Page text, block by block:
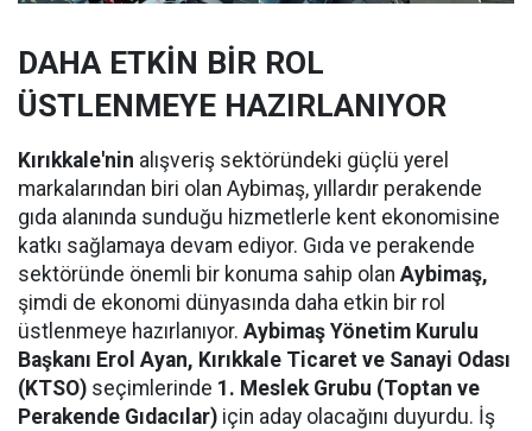
DAHA ETKİN BİR ROL
ÜSTLENMEYE HAZIRLANIYOR
Kırıkkale'nin alışveriş sektöründeki güçlü yerel
markalarından biri olan Aybimaş, yıllardır perakende
gıda alanında sunduğu hizmetlerle kent ekonomisine
katkı sağlamaya devam ediyor. Gıda ve perakende
sektöründe önemli bir konuma sahip olan Aybimaş,
şimdi de ekonomi dünyasında daha etkin bir rol
üstlenmeye hazırlanıyor. Aybimaş Yönetim Kurulu
Başkanı Erol Ayan, Kırıkkale Ticaret ve Sanayi Odası
(KTSO) seçimlerinde 1. Meslek Grubu (Toptan ve
Perakende Gıdacılar) için aday olacağını duyurdu. İş